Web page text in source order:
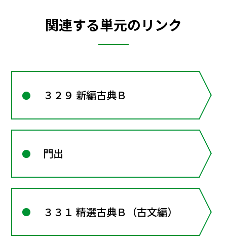
関連する単元のリンク
３２９ 新編古典Ｂ
門出
３３１ 精選古典Ｂ（古文編）